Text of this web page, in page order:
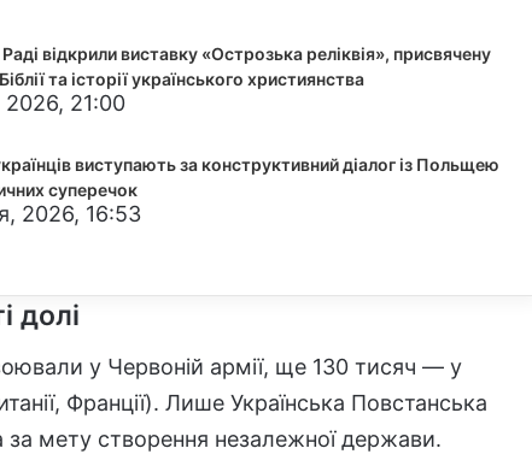
відкрили виставку «Острозька реліквія», присвячену
та історії українського християнства
21:00
виступають за конструктивний діалог із Польщею
суперечок
2026, 16:53
долі
у Червоній армії, ще 130 тисяч — у
Франції). Лише Українська Повстанська
за мету створення незалежної держави.